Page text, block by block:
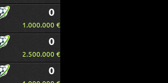
0
1.000.000 €
0
2.500.000 €
0